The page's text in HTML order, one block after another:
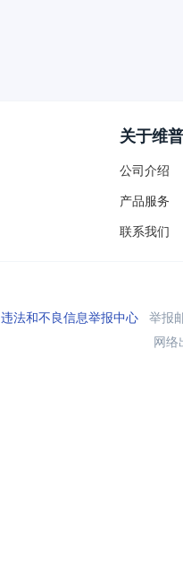
关于维普
公司介绍
产品服务
联系我们
违法和不良信息举报中心举报
网